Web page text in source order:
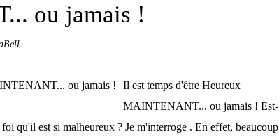
ou jamais !
Il est temps d'être Heureux
MAINTENANT... ou jamais ! Est-
qu'il est si malheureux ? Je m'interroge . En effet, beaucoup